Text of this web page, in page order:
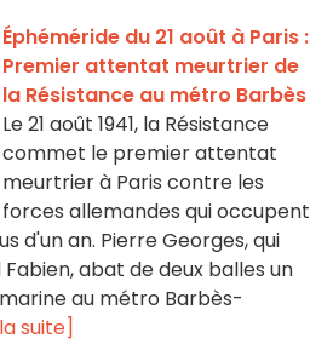
Éphéméride du 21 août à Paris :
Premier attentat meurtrier de
la Résistance au métro Barbès
Le 21 août 1941, la Résistance
commet le premier attentat
meurtrier à Paris contre les
forces allemandes qui occupent
d'un an. Pierre Georges, qui
abat de deux balles un
au métro Barbès-
suite]